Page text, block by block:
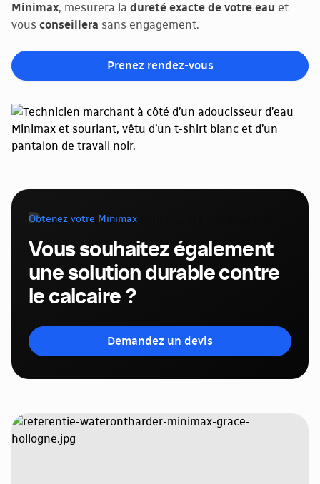
Minimax, mesurera la dureté exacte de votre eau et
vous conseillera sans engagement.
Prenez rendez-vous
Obtenez votre Minimax
Vous souhaitez également
une solution durable contre
le calcaire ?
Demandez un devis